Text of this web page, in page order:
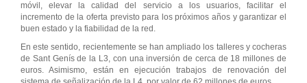
móvil, elevar la calidad del servicio a los usuarios, facilitar el
incremento de la oferta previsto para los próximos años y garantizar el
buen estado y la fiabilidad de la red.
En este sentido, recientemente se han ampliado los talleres y cocheras
de Sant Genís de la L3, con una inversión de cerca de 18 millones de
euros. Asimismo, están en ejecución trabajos de renovación del